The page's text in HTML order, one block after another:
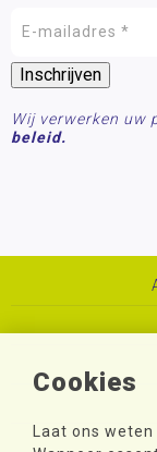
Cookies
Laat ons
Wij verwerken uw
beleid.